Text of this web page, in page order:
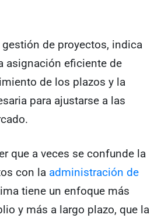
de proyectos, indica
asignación eficiente de
de los plazos y la
para ajustarse a las
que a veces se confunde la
con la administración de
tiene un enfoque más
y más a largo plazo, que la